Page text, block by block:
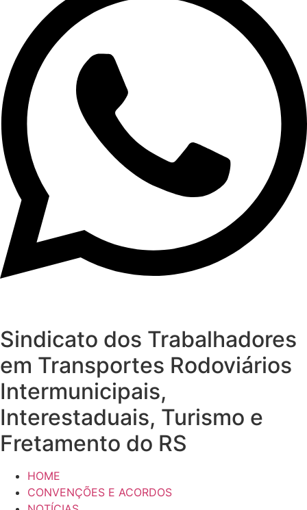
Sindicato dos Trabalhadores
em Transportes Rodoviários
Intermunicipais,
Interestaduais, Turismo e
Fretamento do RS
HOME
CONVENÇÕES E ACORDOS